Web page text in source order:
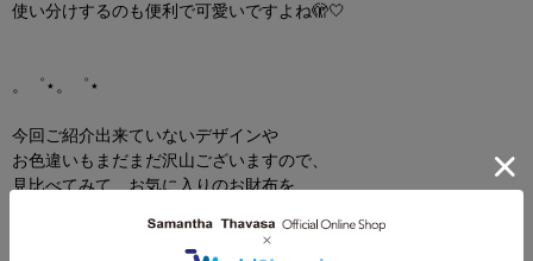
使い分けするのも便利で可愛いですよね🫣🤍
。゜⋆。゜⋆
今回ご紹介出来ていないデザインや
お色違いも まだまだ沢山ございますので、
見比べてみて、お気に入りのお財布を